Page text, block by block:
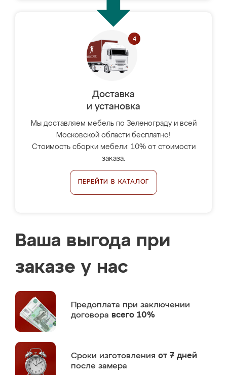
Доставка
и установка
Мы доставляем мебель по Зеленограду и всей
Московской области бесплатно!
Стоимость сборки мебели: 10% от стоимости
заказа.
ПЕРЕЙТИ В КАТАЛОГ
Ваша выгода при
заказе у нас
Предоплата при заключении
договора всего 10%
Сроки изготовления от 7 дней
после замера